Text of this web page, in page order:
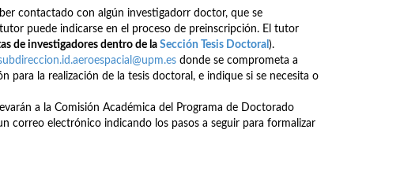
contactado con algún investigadorr doctor, que se
puede indicarse en el proceso de preinscripción. El tutor
de investigadores dentro de la Sección Tesis Doctoral ).
donde se comprometa a
la realización de la tesis doctoral, e indique si se necesita o
a la Comisión Académica del Programa de Doctorado
correo electrónico indicando los pasos a seguir para formalizar